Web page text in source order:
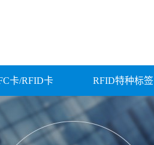
卡/RFID卡 RFID特种标签